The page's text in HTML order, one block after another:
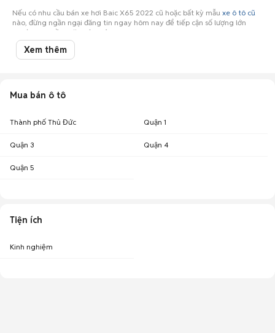
Nếu có nhu cầu bán xe hơi Baic X65 2022 cũ hoặc bất kỳ mẫu xe ô tô cũ
nào, đừng ngần ngại đăng tin ngay hôm nay để tiếp cận số lượng lớn
người mua tiềm năng ở Quận 10!
Xem thêm
Mua bán ô tô
Thành phố Thủ Đức Quận 1
Quận 3 Quận 4
Quận 5
Tiện ích
Kinh nghiệm